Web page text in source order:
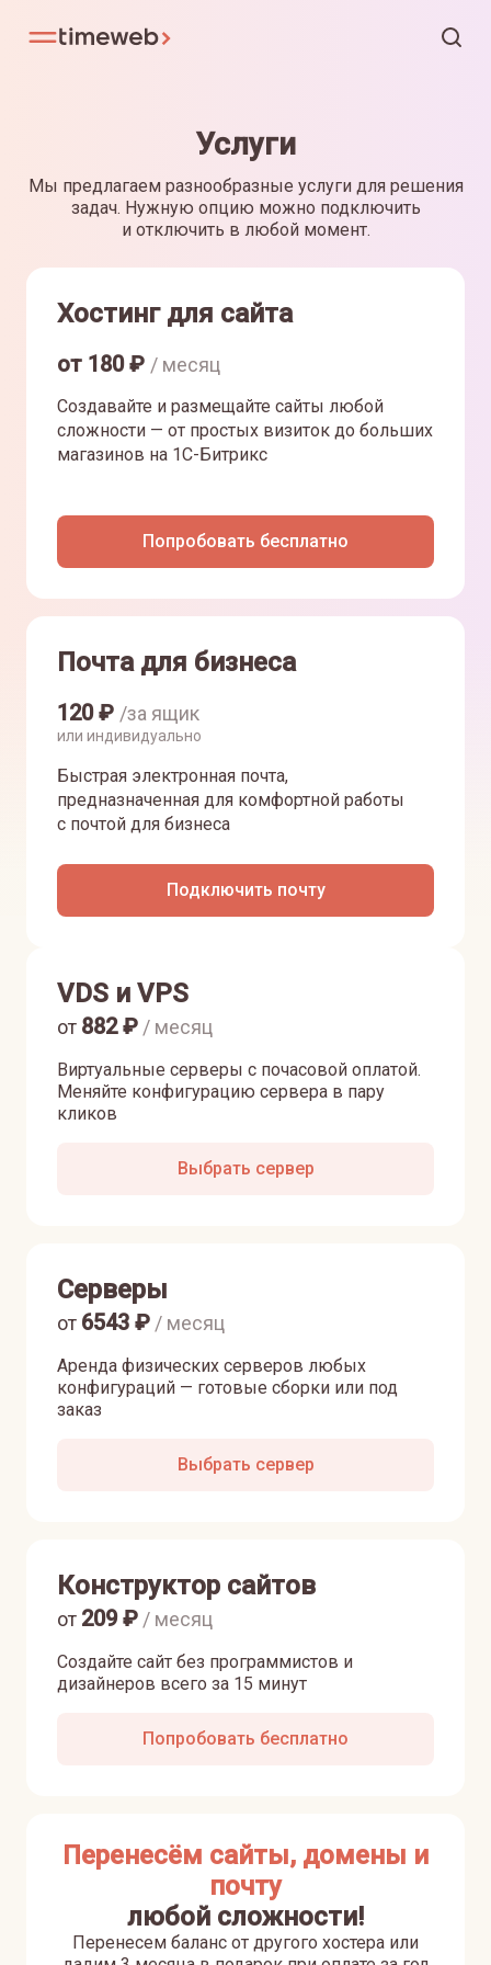
Услуги
Мы предлагаем разнообразные услуги для решения
задач. Нужную опцию можно подключить
и отключить в любой момент.
Хостинг для сайта
от 180₽ / месяц
Создавайте и размещайте сайты любой
сложности — от простых визиток до больших
магазинов на 1С-Битрикс
Попробовать бесплатно
Почта для бизнеса
120₽ /за ящик
или индивидуально
Быстрая электронная почта,
предназначенная для комфортной работы
с почтой для бизнеса
Подключить почту
VDS и VPS
Виртуальные серверы с почасовой оплатой.
Меняйте конфигурацию сервера в пару
кликов
от 882₽ / месяц
Выбрать сервер
Серверы
Аренда физических серверов любых
конфигураций — готовые сборки или под
заказ
от 6543 ₽ / месяц
Выбрать сервер
Конструктор сайтов
Создайте сайт без программистов и
дизайнеров всего за 15 минут
от 209₽ / месяц
Попробовать бесплатно
Перенесём сайты, домены и
почту
любой сложности!
Перенесем баланс от другого хостера или